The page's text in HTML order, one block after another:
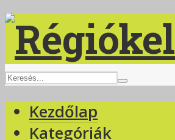
Kezdőlap
Kategóriák